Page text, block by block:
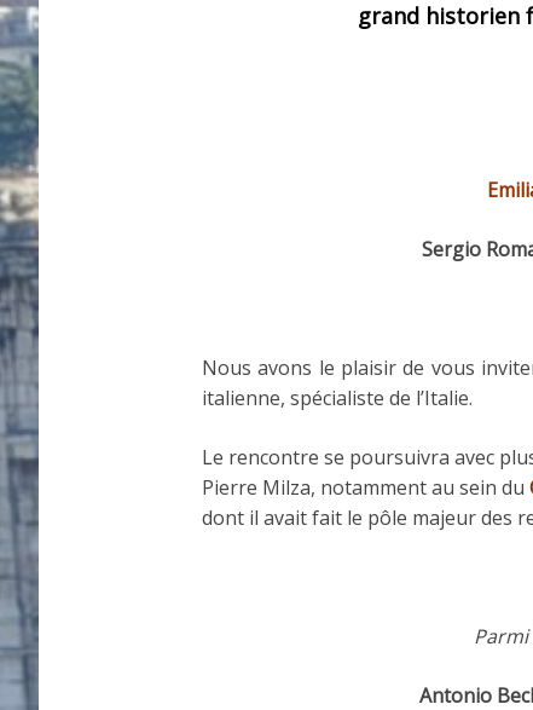
grand historien
Sergio
Nous avons le plaisir de vous
italienne, spécialiste de l’Italie.
Le rencontre se poursuivra avec
Pierre Milza, notamment au sein du
dont il avait fait le pôle majeur des
Antonio